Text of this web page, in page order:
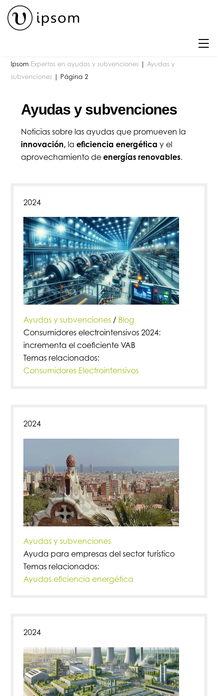
Skip
content
Ipsom Expertos en ayudas y subvenciones |Ayudas y
subvenciones
Página 2
Ayudas y subvenciones
Noticias sobre las ayudas que promueven la
innovación,la eficiencia energética y el
aprovechamiento de energías renovables.
2024
Ayudas y subvenciones/ Blog
Consumidores electrointensivos 2024:
incrementa el coeficiente VAB
Temas relacionados:
Consumidores Electrointensivos
2024
Ayudas y subvenciones
Ayuda para empresas del sector turístico
Temas relacionados:
Ayudas eficiencia energética
2024